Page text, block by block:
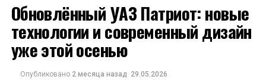
Обновлённый УАЗ Патриот: новые
технологии и современный дизайн
уже этой осенью
Опубликовано 2 месяца назад 29.05.2026